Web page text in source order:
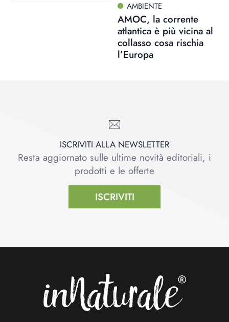
AMBIENTE
AMOC, la corrente
atlantica è più vicina al
collasso cosa rischia
l’Europa
ISCRIVITI ALLA NEWSLETTER
Resta aggiornato sulle ultime novità editoriali, i
prodotti e le offerte
ISCRIVITI